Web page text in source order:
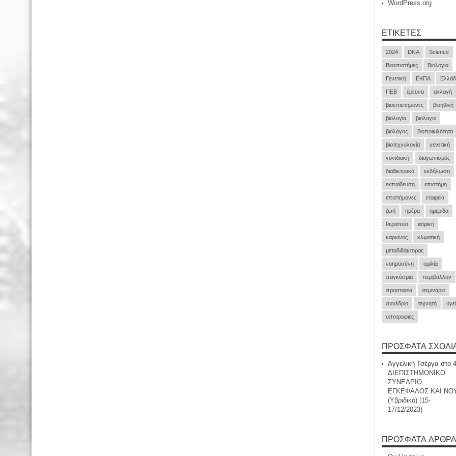
WordPress.org
ΕΤΙΚΈΤΕΣ
2024 DNA Science
Βιοεπιστήμες Βιολογία
Γενετική ΕΚΠΑ
ΠΕΒ έρευνα αλλαγή
βιοεπιστημονες βιοηθική
βιολογία βιολογοι
βιολόγος βιοποικιλότητα
βιοτεχνολογία γενετική
γονιδιακή διαγωνισμός
διαδικτυακό εκδήλωση
εκπαίδευση επιστήμη
επιστήμονες εταιρεία
ζωή ημέρα ημερίδα
θεραπεία ιατρική
καρκίνος κλιματική
μεταδιδάκτορας
νοημοσύνη ομιλία
παγκόσμια περιβάλλον
προστασία σεμινάριο
συνέδριο τεχνητή
υποτροφιες
ΠΡΌΣΦΑΤΑ
Αγγελική Τσέργα στο
ΔΙΕΠΙΣΤΗΜΟΝΙΚΟ
ΣΥΝΕΔΡΙΟ
ΕΓΚΕΦΑΛΟΣ ΚΑΙ
(Υβριδικό) [15-
17/12/2023)
ΠΡΌΣΦΑΤΑ ΆΡΘΡΑ